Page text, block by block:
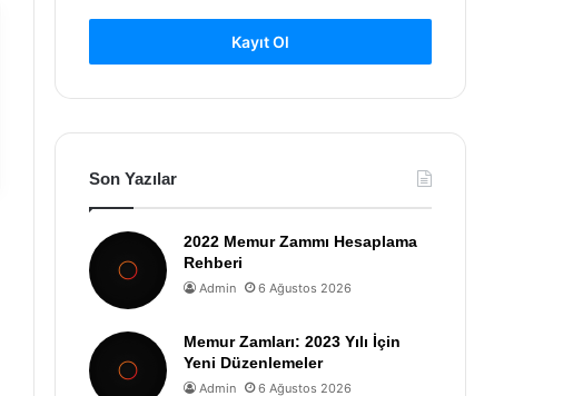
Kayıt Ol
Son Yazılar
2022 Memur Zammı Hesaplama
Rehberi
Admin 6 Ağustos 2026
Memur Zamları: 2023 Yılı İçin
Yeni Düzenlemeler
Admin 6 Ağustos 2026